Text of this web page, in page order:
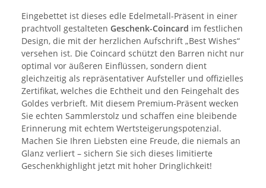
Eingebettet ist dieses edle Edelmetall-Präsent in einer
prachtvoll gestalteten Geschenk-Coincard im festlichen
Design, die mit der herzlichen Aufschrift „Best Wishes“
versehen ist. Die Coincard schützt den Barren nicht nur
optimal vor äußeren Einflüssen, sondern dient
gleichzeitig als repräsentativer Aufsteller und offizielles
Zertifikat, welches die Echtheit und den Feingehalt des
Goldes verbrieft. Mit diesem Premium-Präsent wecken
Sie echten Sammlerstolz und schaffen eine bleibende
Erinnerung mit echtem Wertsteigerungspotenzial.
Machen Sie Ihren Liebsten eine Freude, die niemals an
Glanz verliert – sichern Sie sich dieses limitierte
Geschenkhighlight jetzt mit hoher Dringlichkeit!